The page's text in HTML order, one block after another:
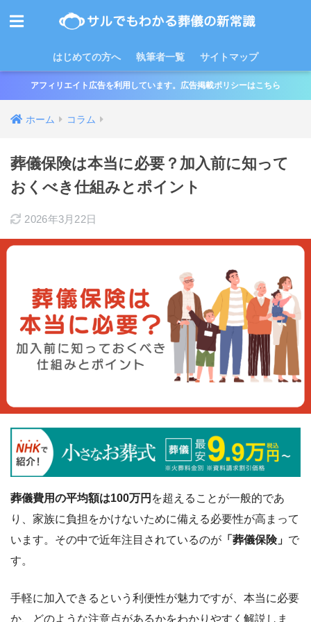
はじめての方へ 執筆者一覧 サイトマップ
アフィリエイト広告を利用しています。広告掲載ポリシーはこちら
ホーム コラム
葬儀保険は本当に必要？加入前に知って
おくべき仕組みとポイント
2026年3月22日
葬儀費用の平均額は100万円 を超えることが一般的であ
り、家族に負担をかけないために備える必要性が高まって
います。その中で近年注目されているのが 「葬儀保険」 で
す。
手軽に加入できるという利便性が魅力ですが、本当に必要
か、どのような注意点があるかをわかりやすく解説しま